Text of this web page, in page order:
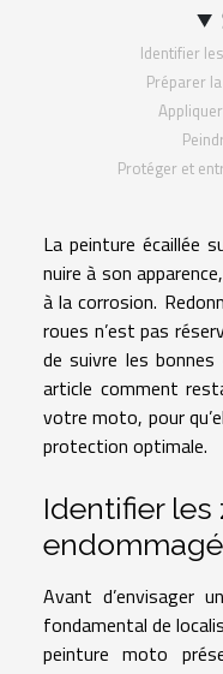
Identifier
Préparer
Protéger et
La peinture écaillée
nuire à son
à la corrosion.
roues n’est pas
de suivre les
article comment
votre moto, pour
protection optimale.
Identifier les
Avant d’envisager
fondamental de
peinture moto